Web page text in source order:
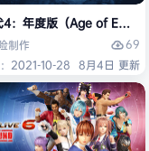
Human: Reloaded
4：年度版（Age of
制作
69
2021-10-28 8月4日 更新